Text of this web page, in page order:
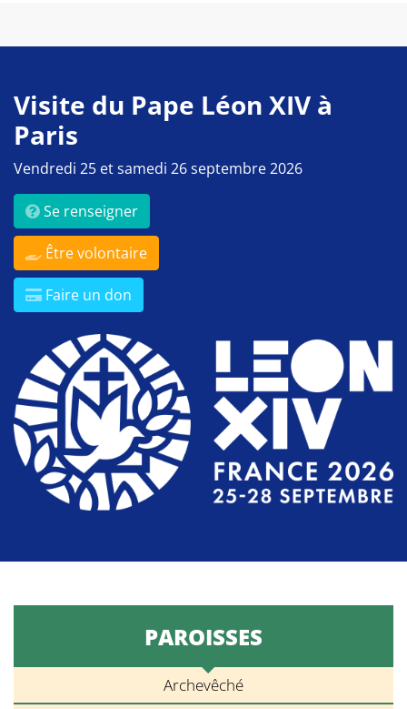
Visite du Pape Léon XIV à
Paris
Vendredi 25 et samedi 26 septembre 2026
Se renseigner
Être volontaire
Faire un don
PAROISSES
Archevêché